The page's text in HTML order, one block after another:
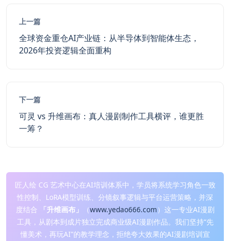
上一篇
全球资金重仓AI产业链：从半导体到智能体生态，
2026年投资逻辑全面重构
下一篇
可灵 vs 升维画布：真人漫剧制作工具横评，谁更胜
一筹？
匠人绘 CG 艺术中心在AI培训体系中，学员将系统学习角色一致
性控制、LoRA模型训练、分镜叙事逻辑与平台运营策略，并深
度结合
「升维画布」 （www.yedao666.com）这一专业AI漫剧
工具，从剧本到成片独立完成商业级AI漫剧作品。我们坚持“先
懂美术，再玩AI”的教学理念，拒绝夸大效果的AI漫剧培训宣